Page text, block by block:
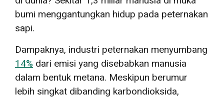
bumi menggantungkan hidup pada peternakan
sapi.
Dampaknya, industri peternakan menyumbang
14% dari emisi yang disebabkan manusia
dalam bentuk metana. Meskipun berumur
lebih singkat dibanding karbondioksida,